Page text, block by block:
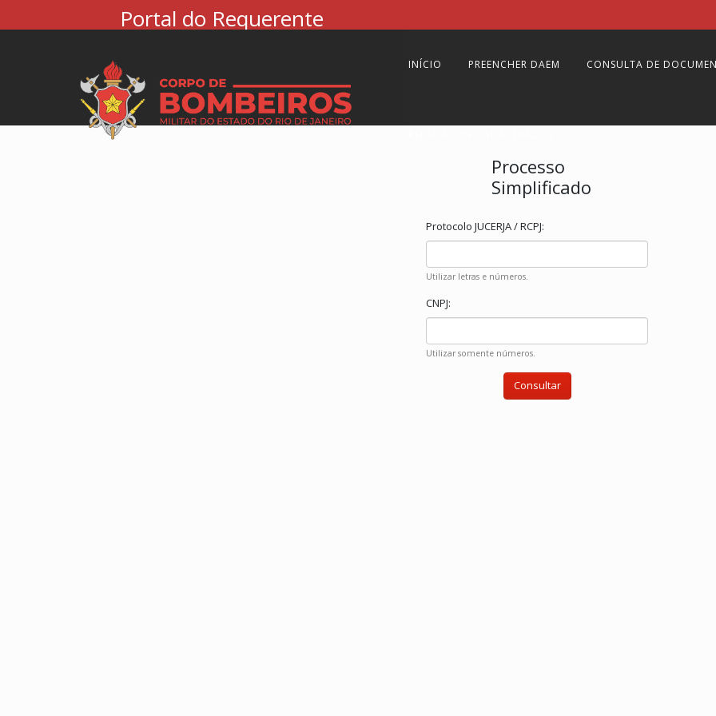
Portal do Requerente
INÍCIO PREENCHER DAEM CONSULTA DE
Processo
Simplificado
Protocolo JUCERJA / RCPJ:
Utilizar letras e números.
CNPJ:
Utilizar somente números.